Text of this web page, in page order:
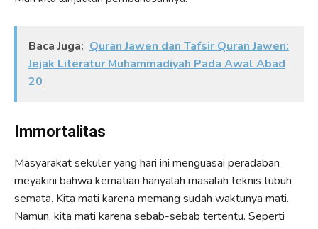
Baca Juga: Quran Jawen dan Tafsir Quran Jawen:
Jejak Literatur Muhammadiyah Pada Awal Abad
20
Immortalitas
Masyarakat sekuler yang hari ini menguasai peradaban
meyakini bahwa kematian hanyalah masalah teknis tubuh
semata. Kita mati karena memang sudah waktunya mati.
Namun, kita mati karena sebab-sebab tertentu. Seperti